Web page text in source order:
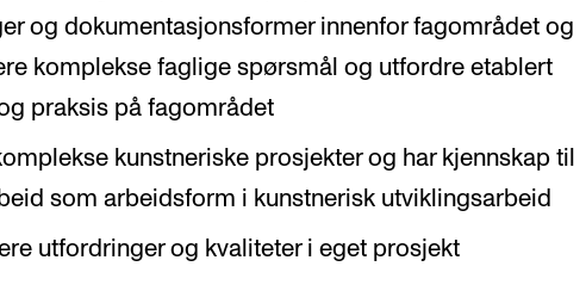
og dokumentasjonsformer innenfor fagområdet og
komplekse faglige spørsmål og utfordre etablert
praksis på fagområdet
kunstneriske prosjekter og har kjennskap til
som arbeidsform i kunstnerisk utviklingsarbeid
utfordringer og kvaliteter i eget prosjekt